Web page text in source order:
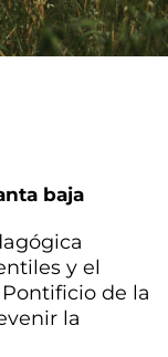
baja
y el
de la
la